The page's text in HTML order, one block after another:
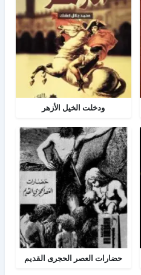
ودخلت الخيل الأزهر
حضارات العصر الحجرى القديم